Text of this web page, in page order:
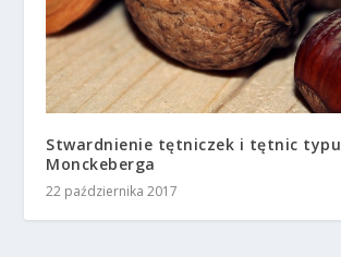
Stwardnienie tętniczek i tętnic typu
Monckeberga
22 października 2017